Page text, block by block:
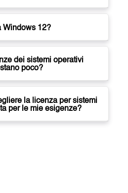
Windows 12?
dei sistemi operativi
poco?
la licenza per sistemi
per le mie esigenze?